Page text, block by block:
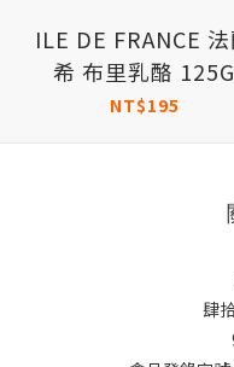
ILE DE FRANCE
希 布里乳酪 125G
NT$195
肆